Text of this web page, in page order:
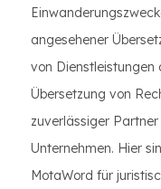
angesehener
von Dienstleistungen
Übersetzung von
zuverlässiger
Unternehmen. Hier
MotaWord für